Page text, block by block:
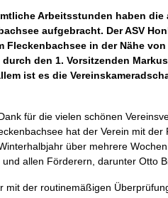
Arbeitsstunden haben
aufgebracht. Der ASV
Fleckenbachsee in der Nähe
den 1. Vorsitzenden
ist es die
für die vielen schönen
hat der Verein mit
über mehrere
allen Förderern, darunter Otto
der routinemäßigen